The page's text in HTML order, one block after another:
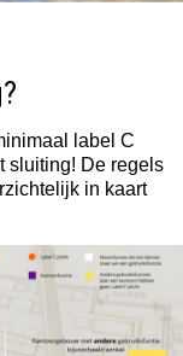
label C
sluiting! De regels
in kaart